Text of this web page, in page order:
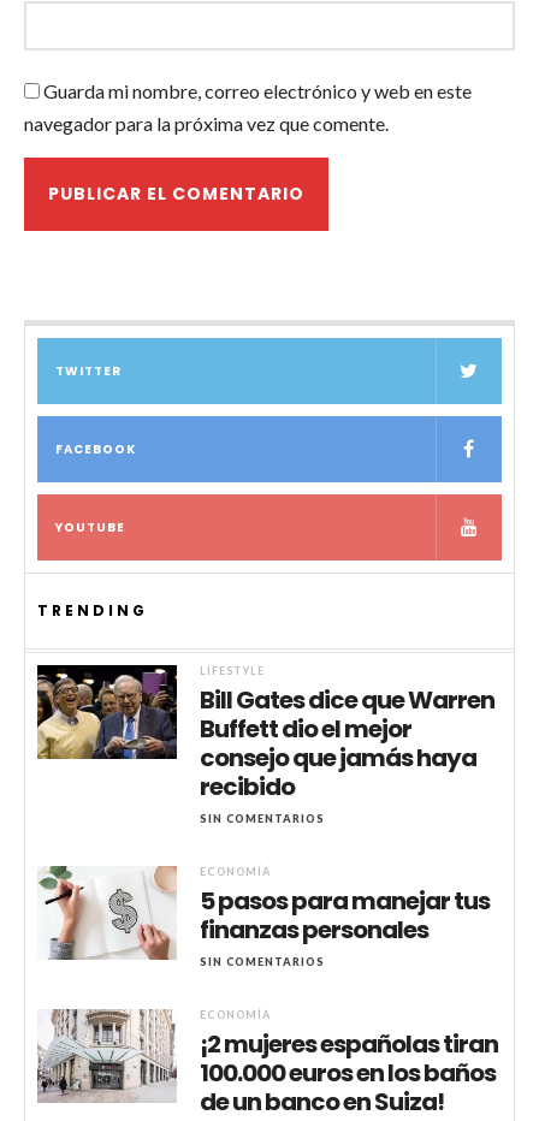
Guarda mi nombre, correo electrónico y web en este
navegador para la próxima vez que comente.
TWITTER
FACEBOOK
YOUTUBE
TRENDING
LIFESTYLE
Bill Gates dice que Warren
Buffett dio el mejor
consejo que jamás haya
recibido
SIN COMENTARIOS
ECONOMÍA
5 pasos para manejar tus
finanzas personales
SIN COMENTARIOS
ECONOMÍA
¡2 mujeres españolas tiran
100.000 euros en los baños
de un banco en Suiza!